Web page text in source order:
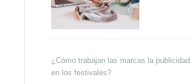
¿Cómo trabajan las marcas la publicidad
en los festivales?